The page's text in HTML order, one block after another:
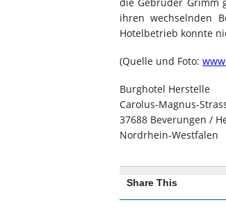
ihren wechselnden
Hotelbetrieb konnte
(Quelle und Foto:
Burghotel Herstelle
Carolus-Magnus-
37688 Beverungen /
Nordrhein-Westfalen
Share This